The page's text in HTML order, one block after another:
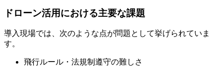
ドローン活用における主要な課題
導入現場では、次のような点が問題として挙げられていま
す。
飛行ルール・法規制遵守の難しさ